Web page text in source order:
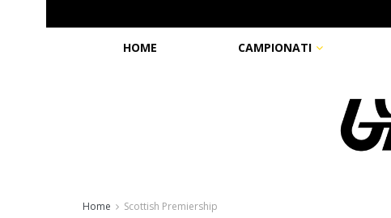
HOME CAMPIONATI
Home Scottish Premiership